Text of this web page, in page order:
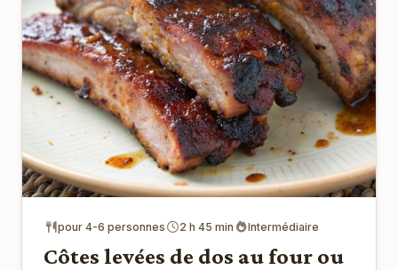
pour 4-6 personnes 2 h 45 min Intermédiaire
Côtes levées de dos au four ou